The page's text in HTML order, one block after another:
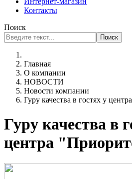
Контакты
Поиск
Поиск
Главная
О компании
НОВОСТИ
Новости компании
Гуру качества в гостях у
Гуру качества в
центра